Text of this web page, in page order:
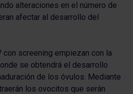
alteraciones en el número de
afectar al desarrollo del
screening empiezan con la
se obtendrá el desarrollo
de los óvulos. Mediante
los ovocitos que serán